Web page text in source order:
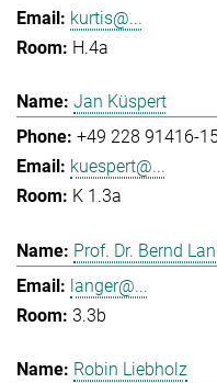
kurtis@...
H.4a
Jan Küspert
+49 228 91416-
kuespert@...
K 1.3a
Prof. Dr. Bernd
langer@...
3.3b
Robin Liebholz